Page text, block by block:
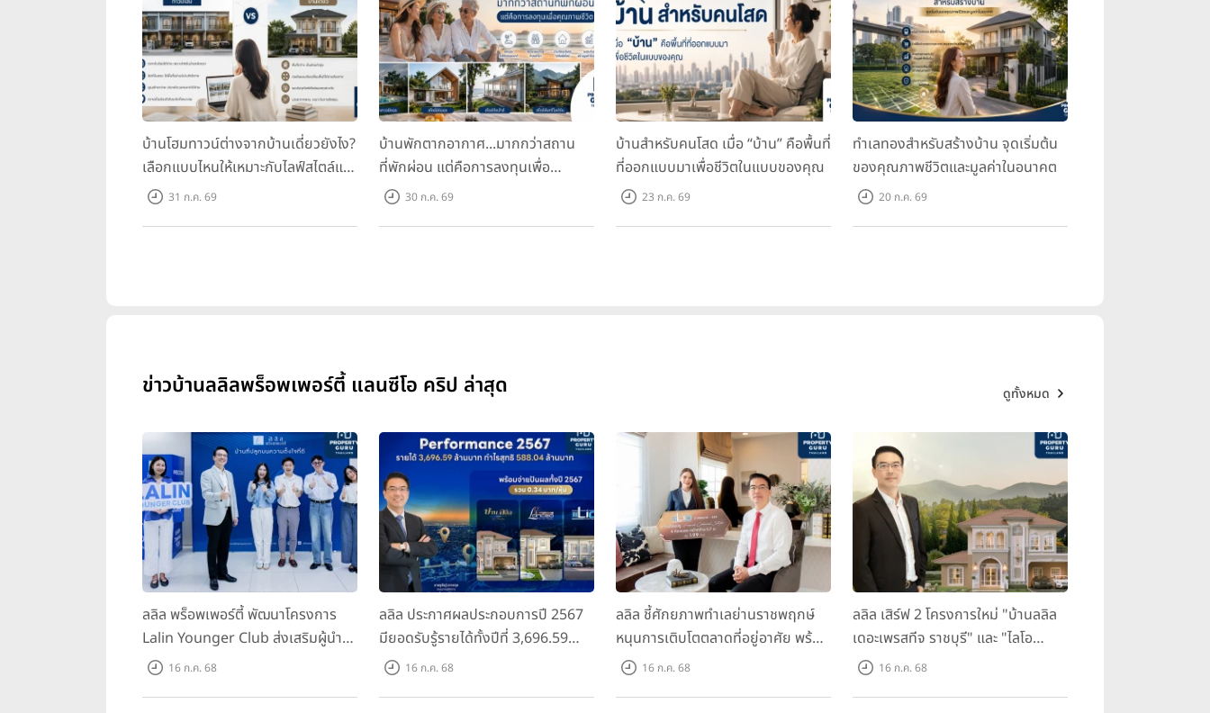
บ้านโฮมทาวน์ต่างจากบ้านเดี่ยวยังไง?
เลือกแบบไหนให้เหมาะกับไลฟ์สไตล์และ
อนาคตของคุณ
31 ก.ค. 69
บ้านพักตากอากาศ...มากกว่าสถาน
ที่พักผ่อน แต่คือการลงทุนเพื่อ
คุณภาพชีวิต
30 ก.ค. 69
บ้านสำหรับคนโสด เมื่อ “บ้าน” คือพื้นที่
ที่ออกแบบมาเพื่อชีวิตในแบบของคุณ
23 ก.ค. 69
ทำเลทองสำหรับสร้างบ้าน จุดเริ่มต้น
ของคุณภาพชีวิตและมูลค่าในอนาคต
20 ก.ค. 69
ข่าวบ้านลลิลพร็อพเพอร์ตี้ แลนซีโอ คริป ล่าสุด ดูทั้งหมด
ลลิล พร็อพเพอร์ตี้ พัฒนาโครงการ
Lalin Younger Club ส่งเสริมผู้นำ
รุ่นใหม่ พัฒนาองค์กรสู่อนาคต
16 ก.ค. 68
ลลิล ประกาศผลประกอบการปี 2567
มียอดรับรู้รายได้ทั้งปีที่ 3,696.59
ล้านบาท กำไรสุทธิ 588.04 ล้านบาท
16 ก.ค. 68
ลลิล ชี้ศักยภาพทำเลย่านราชพฤกษ์
หนุนการเติบโตตลาดที่อยู่อาศัย พร้อม
เปิดตัวโครงการใหม่ "ไลโอ
16 ก.ค. 68
ลลิล เสิร์ฟ 2 โครงการใหม่ "บ้านลลิล
เดอะเพรสทีจ ราชบุรี" และ "ไลโอ
ราชบุรี" บ้าน และทาวน์โฮมสไตล์
16 ก.ค. 68